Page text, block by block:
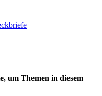
um Themen in diesem